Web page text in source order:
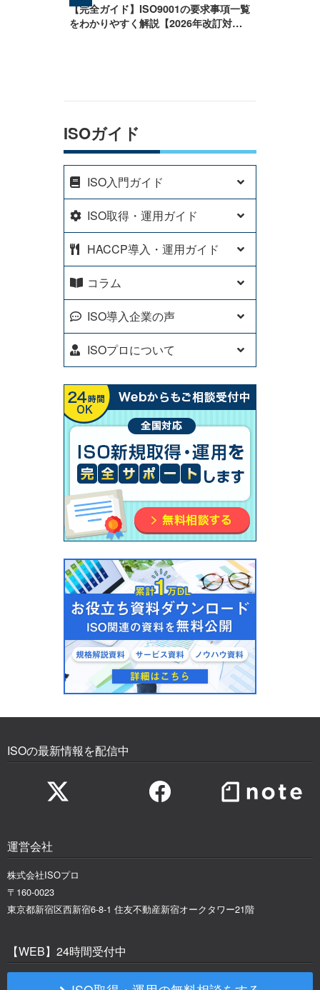
【完全ガイド】ISO9001の要求事項一覧
をわかりやすく解説【2026年改訂対
ISOガイド
ISO入門ガイド
ISO取得・運用ガイド
HACCP導入・運用ガイド
コラム
ISO導入企業の声
ISOプロについて
ISOの最新情報を配信中
運営会社
株式会社ISOプロ
〒160-0023
東京都新宿区西新宿6-8-1 住友不動産新宿オークタワー21階
【WEB】24時間受付中